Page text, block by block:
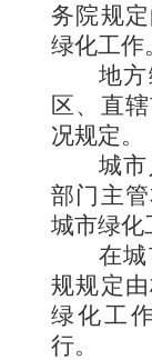
务院规
绿化工作
地
区、直
况规定。
城
部门主
城市绿化
在
规规定
绿化工
行。